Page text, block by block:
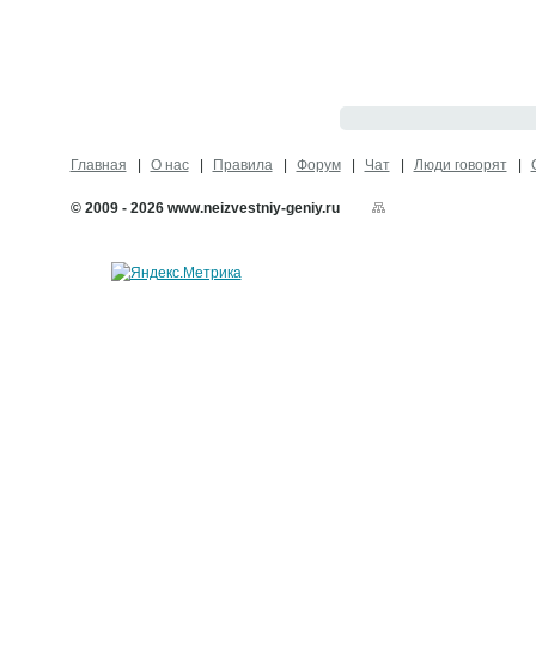
Главная О нас Правила Форум Чат Люди говорят
© 2009 - 2026 www.neizvestniy-geniy.ru
Карта сайта